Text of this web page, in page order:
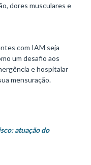
dores musculares e
com IAM seja
um desafio aos
e hospitalar
mensuração.
atuação do